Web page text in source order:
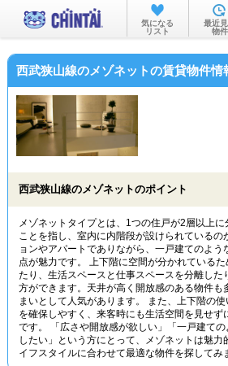
お部屋を探す
沿線・駅
物件特集
TOP
気になる
リスト
最近
物件
西武狭山線のメゾネットの賃貸物件情
西武狭山線のメゾネットのポイント
メゾネットタイプとは、1つの住戸が2層以上
ことを指し、室内に内階段が設けられているの
ョンやアパートでありながら、一戸建てのよう
点が魅力です。 上下階に空間が分かれている
たり、生活スペースと仕事スペースを分離した
方ができます。天井が高く開放感のある物件も
まいとして人気があります。 また、上下階の
を確保しやすく、来客時にも生活空間を見せず
です。 「広さや開放感が欲しい」「一戸建て
したい」という方にとって、メゾネットは魅力
イフスタイルに合わせて最適な物件を探してみ